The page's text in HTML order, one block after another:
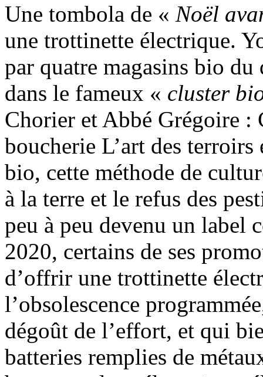
Une tombola de « Noël
une trottinette électrique.
par quatre magasins bio
dans le fameux « cluster
Chorier et Abbé Grégoire :
boucherie L’art des
bio, cette méthode de
à la terre et le refus des
peu à peu devenu un label
2020, certains de ses
d’offrir une trottinette
l’obsolescence
dégoût de l’effort, et qui
batteries remplies de